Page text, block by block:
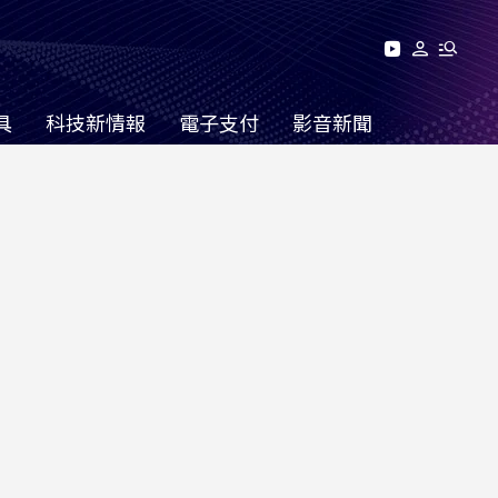
科技新情報 電子支付 影音新聞